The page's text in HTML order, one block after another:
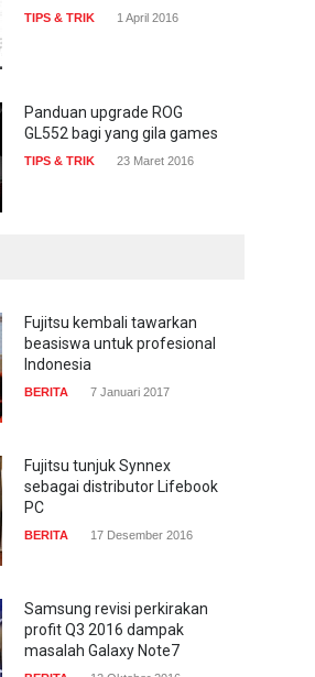
TIPS & TRIK 1 April 2016
Panduan upgrade ROG
GL552 bagi yang gila games
TIPS & TRIK 23 Maret 2016
Fujitsu kembali tawarkan
beasiswa untuk profesional
Indonesia
BERITA 7 Januari 2017
Fujitsu tunjuk Synnex
sebagai distributor Lifebook
PC
BERITA 17 Desember 2016
Samsung revisi perkirakan
profit Q3 2016 dampak
masalah Galaxy Note7